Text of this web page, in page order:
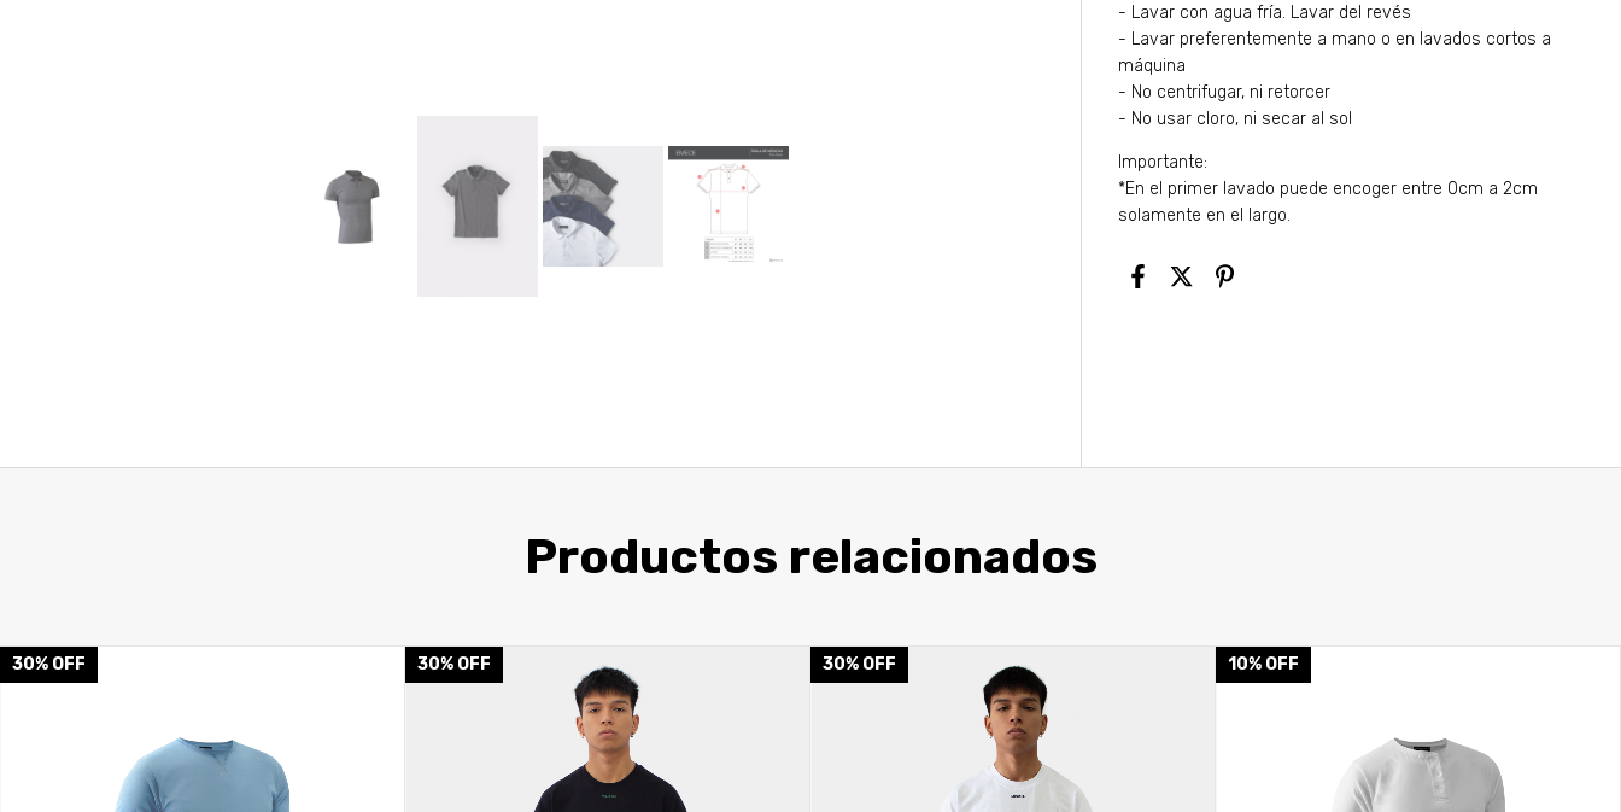
- Lavar con agua fría. Lavar del revés
- Lavar preferentemente a mano o en lavados cortos a
máquina
- No centrifugar, ni retorcer
- No usar cloro, ni secar al sol
Importante:
*En el primer lavado puede encoger entre 0cm a 2cm
solamente en el largo.
Productos relacionados
30% OFF 30% OFF 30% OFF 10% OFF